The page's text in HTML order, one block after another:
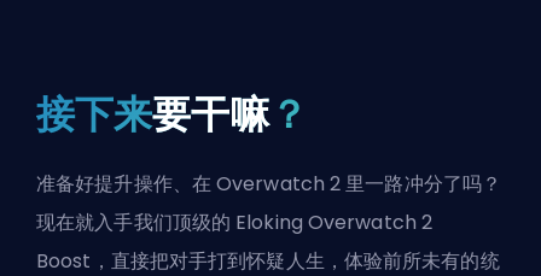
接下来要干嘛？
准备好提升操作、在 Overwatch 2 里一路冲分了吗？
现在就入手我们顶级的 Eloking Overwatch 2
Boost，直接把对手打到怀疑人生，体验前所未有的统